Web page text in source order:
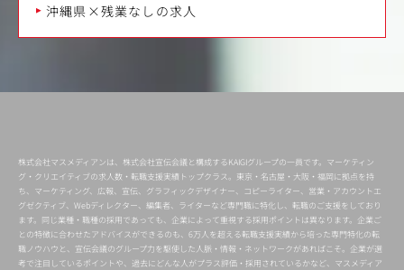
沖縄県×残業なしの求人
株式会社マスメディアンは、株式会社宣伝会議と構成するKAIGIグループの一員です。マーケティン
グ・クリエイティブの求人数・転職支援実績トップクラス。東京・名古屋・大阪・福岡に拠点を持
ち、マーケティング、広報、宣伝、グラフィックデザイナー、コピーライター、営業・アカウントエ
グゼクティブ、Webディレクター、編集者、ライターなど専門職に特化し、転職のご支援をしており
ます。同じ業種・職種の採用であっても、企業によって重視する採用ポイントは異なります。企業ご
との特徴に合わせたアドバイスができるのも、6万人を超える転職支援実績から培った専門特化の転
職ノウハウと、宣伝会議のグループ力を駆使した人脈・情報・ネットワークがあればこそ。企業が選
考で注目しているポイントや、過去にどんな人がプラス評価・採用されているかなど、マスメディア